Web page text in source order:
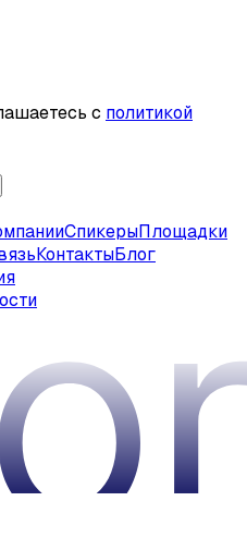
с политикой
СпикерыПлощадки
КонтактыБлог